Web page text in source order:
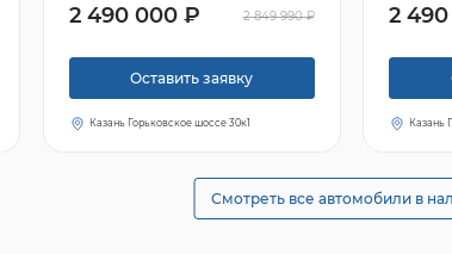
2 490 000 ₽ 2 849 990 ₽
Оставить заявку
Казань Горьковское шоссе 30к1
2
Казань
Смотреть все автомобили в